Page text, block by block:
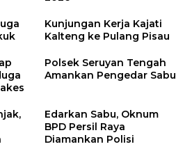
Kunjungan Kerja Kajati
Kalteng ke Pulang Pisau
Polsek Seruyan Tengah
Amankan Pengedar Sabu
Edarkan Sabu, Oknum
BPD Persil Raya
Diamankan Polisi